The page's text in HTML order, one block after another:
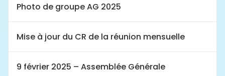
Photo de groupe AG 2025
Mise à jour du CR de la réunion mensuelle
9 février 2025 – Assemblée Générale